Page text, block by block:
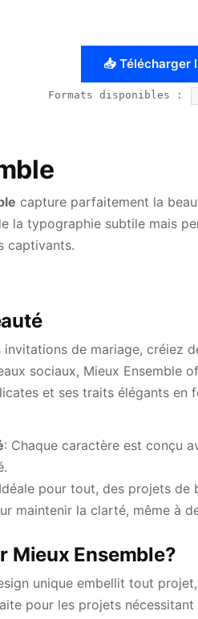
📥 Télécharger
Formats disponibles :
capture parfaitement la
la typographie subtile mais
captivants.
invitations de mariage, créiez
sociaux, Mieux Ensemble
et ses traits élégants
: Chaque caractère est conçu
pour tout, des projets de
maintenir la clarté, même à
Mieux Ensemble?
unique embellit tout
pour les projets